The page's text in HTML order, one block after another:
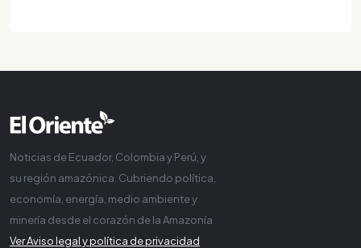
Noticias de Ecuador, Colombia y Perú, y
su región amazónica. Cubriendo política,
economía, energía, medio ambiente y
minería desde el corazón de la Amazonía
Ver Aviso legal y política de privacidad